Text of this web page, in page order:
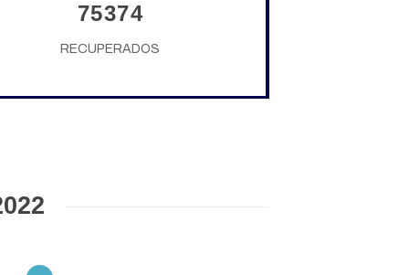
75374
RECUPERADOS